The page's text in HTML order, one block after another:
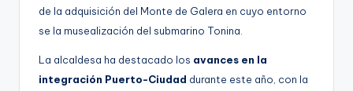
de la adquisición del Monte de Galera en cuyo entorno
se la musealización del submarino Tonina.
La alcaldesa ha destacado los avances en la
integración Puerto-Ciudad durante este año, con la